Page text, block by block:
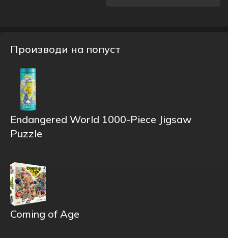
Производи на попуст
Endangered World 1000-Piece Jigsaw
Puzzle
Coming of Age